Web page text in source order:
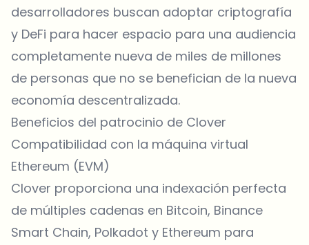
desarrolladores buscan adoptar criptografía
y DeFi para hacer espacio para una audiencia
completamente nueva de miles de millones
de personas que no se benefician de la nueva
economía descentralizada.
Beneficios del patrocinio de Clover
Compatibilidad con la máquina virtual
Ethereum (EVM)
Clover proporciona una indexación perfecta
de múltiples cadenas en Bitcoin, Binance
Smart Chain, Polkadot y Ethereum para